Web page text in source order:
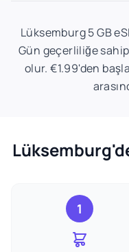
Lüksemburg 5 GB
Gün geçerliliğe
olur. €1.99'den
1